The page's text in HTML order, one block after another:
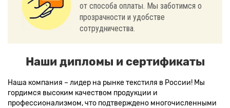
от способа оплаты. Мы заботимся о
прозрачности и удобстве
сотрудничества.
Наши дипломы и сертификаты
Наша компания – лидер на рынке текстиля в России! Мы
гордимся высоким качеством продукции и
профессионализмом, что подтверждено многочисленными